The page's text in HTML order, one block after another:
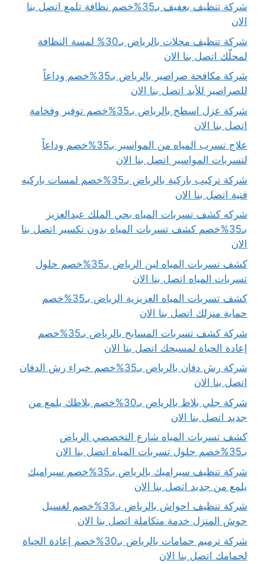
شركة تنظيف بعفيف بـ35%خصم نظافة تلمع اتصل بنا
الان
شركة تنظيف محلات بالرياض بـ30% لمسة النظافة
لمحلّك اتصل بنا الان
شركة مكافحة صراصير بالرياض بـ35%خصم وداعاً
للصراصير للأبد اتصل بنا الان
شركة عزل اسطح بالرياض بـ35%خصم توفير وفخامة
اتصل بنا الان
علاج تسرب المياه من المواسير بـ35%خصم وداعاً
لتسربات المواسير اتصل بنا الان
شركة تركيب باركية بالرياض بـ35%خصم لمسات باركيه
فنية اتصل بنا الان
شركه كشف تسربات المياه بحي الملك عبدالعزيز
بـ35%خصم كشف تسربات المياه بدون تكسير اتصل بنا
الان
كشف تسربات المياه لبن الرياض بـ35%خصم حلول
تسربات المياه اتصل بنا الان
كشف تسربات المياه العزيزية الرياض بـ35%خصم
حماية منزلك اتصل بنا الان
شركة كشف تسربات المسابح بالرياض بـ35%خصم
إعادة الحياة لمسبحك اتصل بنا الان
شركة رش دفان بالرياض بـ35%خصم خبراء رش الدفان
اتصل بنا الان
شركة جلي بلاط بالرياض بـ30%خصم بلاطك يلمع من
جديد اتصل بنا الان
كشف تسربات المياه شارع التخصصي الرياض
بـ35%خصم حلول تسربات المياه اتصل بنا الان
شركة تنظيف سيراميك بالرياض بـ35%خصم سيراميك
يلمع من جديد اتصل بنا الان
شركة تنظيف احواش بالرياض بـ33%خصم لغسيل
حوش المنزل خدمة متكاملة اتصل بنا الان
شركة ترميم حمامات بالرياض بـ30%خصم إعادة الحياة
لحمامك اتصل بنا الان